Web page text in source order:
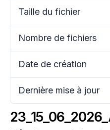
Taille du fichier
Nombre de fichiers
Date de création
Dernière mise à jour